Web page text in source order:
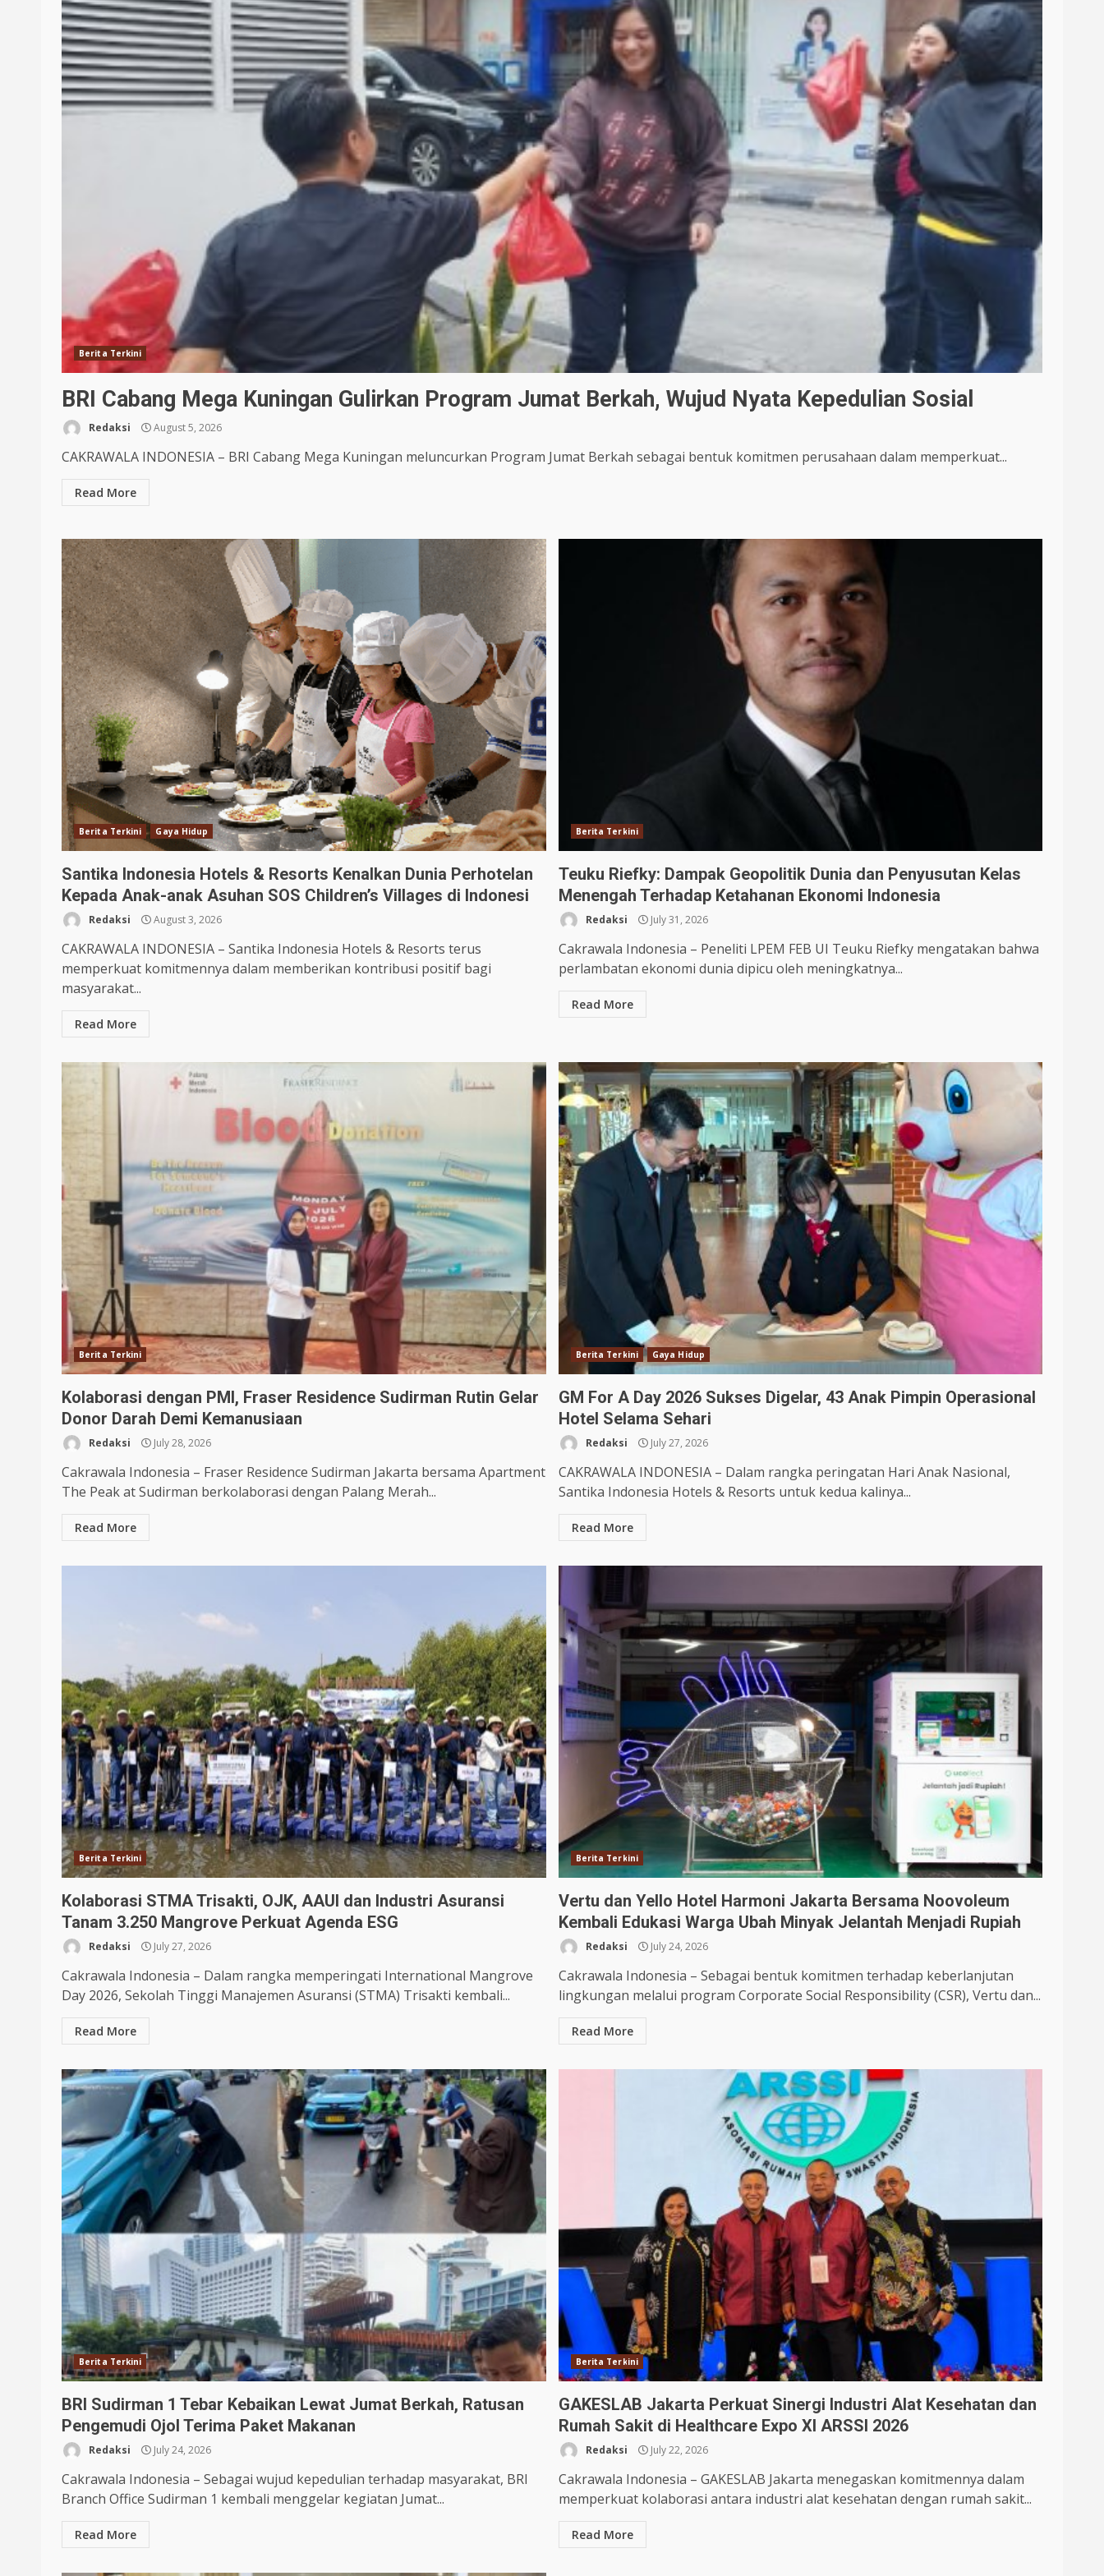
Berita Terkini
BRI Cabang Mega Kuningan Gulirkan Program Jumat Berkah, Wujud Nyata Kepedulian Sosial
Redaksi August 5, 2026
CAKRAWALA INDONESIA – BRI Cabang Mega Kuningan meluncurkan Program Jumat Berkah sebagai bentuk komitmen perusahaan dalam memperkuat...
Read More
Berita Terkini Gaya Hidup
Santika Indonesia Hotels & Resorts Kenalkan Dunia Perhotelan
Kepada Anak-anak Asuhan SOS Children’s Villages di Indonesi
Redaksi August 3, 2026
CAKRAWALA INDONESIA – Santika Indonesia Hotels & Resorts terus
memperkuat komitmennya dalam memberikan kontribusi positif bagi
masyarakat...
Read More
Berita Terkini
Teuku Riefky: Dampak Geopolitik Dunia dan Penyusutan Kelas
Menengah Terhadap Ketahanan Ekonomi Indonesia
Redaksi July 31, 2026
Cakrawala Indonesia – Peneliti LPEM FEB UI Teuku Riefky mengatakan bahwa
perlambatan ekonomi dunia dipicu oleh meningkatnya...
Read More
Berita Terkini
Kolaborasi dengan PMI, Fraser Residence Sudirman Rutin Gelar
Donor Darah Demi Kemanusiaan
Redaksi July 28, 2026
Cakrawala Indonesia – Fraser Residence Sudirman Jakarta bersama Apartment
The Peak at Sudirman berkolaborasi dengan Palang Merah...
Read More
Berita Terkini Gaya Hidup
GM For A Day 2026 Sukses Digelar, 43 Anak Pimpin Operasional
Hotel Selama Sehari
Redaksi July 27, 2026
CAKRAWALA INDONESIA – Dalam rangka peringatan Hari Anak Nasional,
Santika Indonesia Hotels & Resorts untuk kedua kalinya...
Read More
Berita Terkini
Kolaborasi STMA Trisakti, OJK, AAUI dan Industri Asuransi
Tanam 3.250 Mangrove Perkuat Agenda ESG
Redaksi July 27, 2026
Cakrawala Indonesia – Dalam rangka memperingati International Mangrove
Day 2026, Sekolah Tinggi Manajemen Asuransi (STMA) Trisakti kembali...
Read More
Berita Terkini
Vertu dan Yello Hotel Harmoni Jakarta Bersama Noovoleum
Kembali Edukasi Warga Ubah Minyak Jelantah Menjadi Rupiah
Redaksi July 24, 2026
Cakrawala Indonesia – Sebagai bentuk komitmen terhadap keberlanjutan
lingkungan melalui program Corporate Social Responsibility (CSR), Vertu dan...
Read More
Berita Terkini
BRI Sudirman 1 Tebar Kebaikan Lewat Jumat Berkah, Ratusan
Pengemudi Ojol Terima Paket Makanan
Redaksi July 24, 2026
Cakrawala Indonesia – Sebagai wujud kepedulian terhadap masyarakat, BRI
Branch Office Sudirman 1 kembali menggelar kegiatan Jumat...
Read More
Berita Terkini
GAKESLAB Jakarta Perkuat Sinergi Industri Alat Kesehatan dan
Rumah Sakit di Healthcare Expo XI ARSSI 2026
Redaksi July 22, 2026
Cakrawala Indonesia – GAKESLAB Jakarta menegaskan komitmennya dalam
memperkuat kolaborasi antara industri alat kesehatan dengan rumah sakit...
Read More